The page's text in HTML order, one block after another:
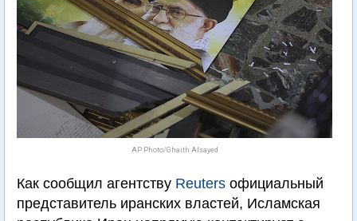
AP Photo/Ghaith Alsayed
Как сообщил агентству Reuters официальный
представитель иранских властей, Исламская